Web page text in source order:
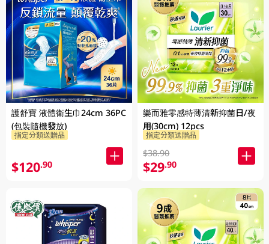
護舒寶 液體衛生巾24cm 36PC
(包裝隨機發放)
指定分類送贈品
$120.90
樂而雅零感特薄清新抑菌日/夜
用(30cm) 12pcs
指定分類送贈品
$38.90
$29.90